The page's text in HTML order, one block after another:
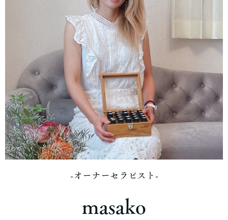
-オーナーセラピスト-
masako